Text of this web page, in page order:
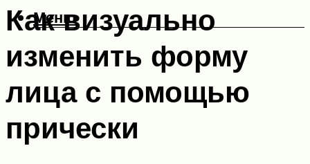
Меню
Как визуально
изменить форму
лица с помощью
прически